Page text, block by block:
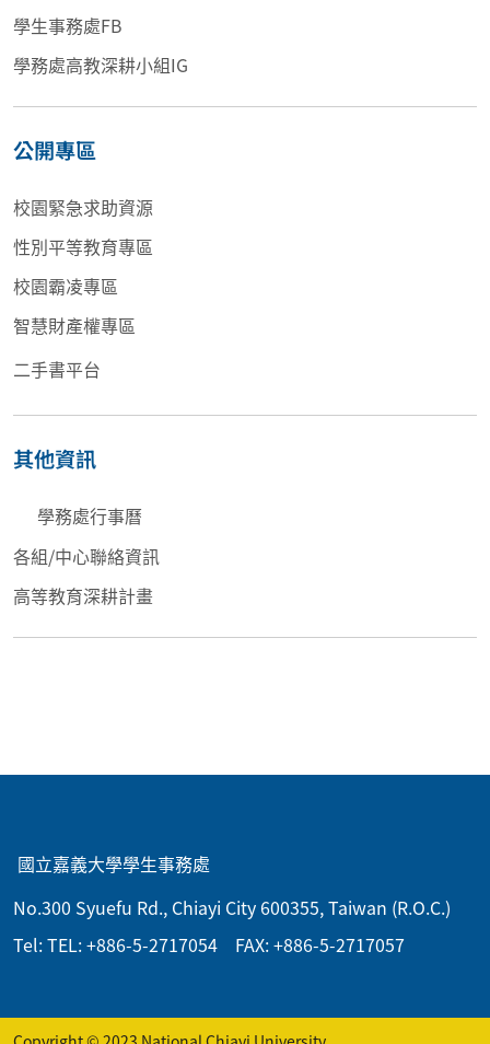
學生事務處FB
學務處高教深耕小組IG
公開專區
校園緊急求助資源
性別平等教育專區
校園霸凌專區
智慧財產權專區
二手書平台
其他資訊
學務處行事曆
各組/中心聯絡資訊
高等教育深耕計畫
國立嘉義大學學生事務處
No.300 Syuefu Rd., Chiayi City 600355, Taiwan (R.O.C.)
Tel: TEL: +886-5-2717054 FAX: +886-5-2717057